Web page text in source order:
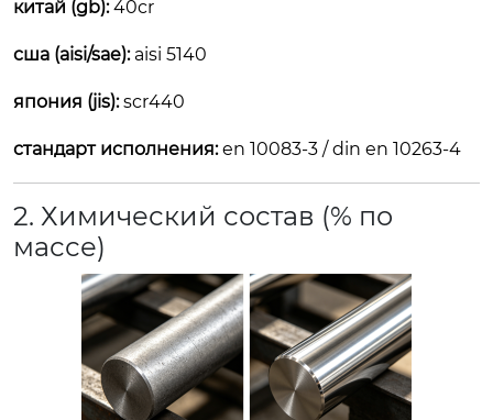
китай (gb):40cr
сша (aisi/sae):aisi 5140
япония (jis):scr440
стандарт исполнения:en 10083-3 / din en 10263-4
2. Химический состав (% по
массе)